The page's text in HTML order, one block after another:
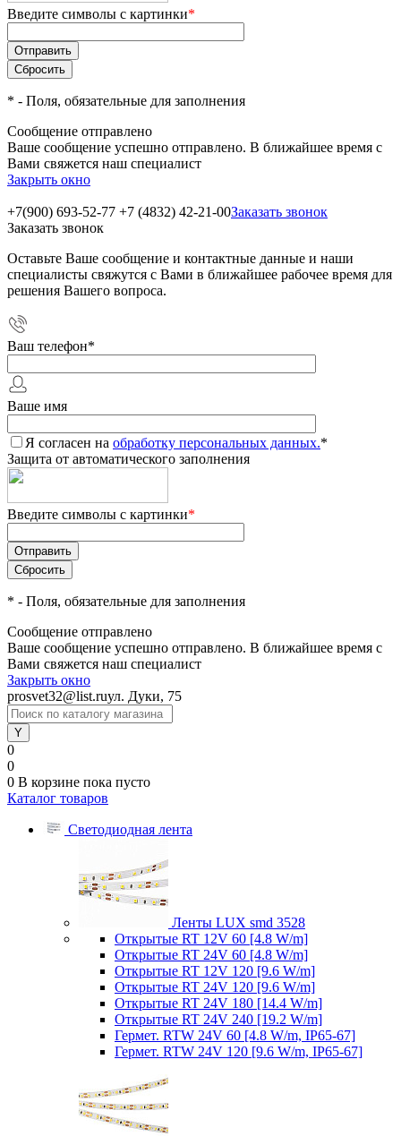
Введите символы с картинки*
* - Поля, обязательные для заполнения
Сообщение отправлено
Ваше сообщение успешно отправлено. В ближайшее время с
Вами свяжется наш специалист
Закрыть окно
+7(900) 693-52-77 +7 (4832) 42-21-00Заказать звонок
Заказать звонок
Оставьте Ваше сообщение и контактные данные и наши
специалисты свяжутся с Вами в ближайшее рабочее время для
решения Вашего вопроса.
Ваш телефон*
Ваше имя
Я согласен на обработку персональных данных.*
Защита от автоматического заполнения
Введите символы с картинки*
* - Поля, обязательные для заполнения
Сообщение отправлено
Ваше сообщение успешно отправлено. В ближайшее время с
Вами свяжется наш специалист
Закрыть окно
prosvet32@list.ruул. Дуки, 75
0
0
0 В корзине пока пусто
Каталог товаров
Светодиодная лента
Ленты LUX smd 3528
Открытые RT 12V 60 [4.8 W/m]
Открытые RT 24V 60 [4.8 W/m]
Открытые RT 12V 120 [9.6 W/m]
Открытые RT 24V 120 [9.6 W/m]
Открытые RT 24V 180 [14.4 W/m]
Открытые RT 24V 240 [19.2 W/m]
Гермет. RTW 24V 60 [4.8 W/m, IP65-67]
Гермет. RTW 24V 120 [9.6 W/m, IP65-67]